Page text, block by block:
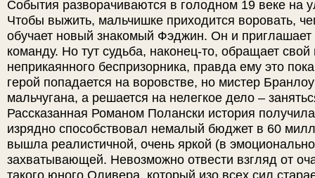
События разворачиваются в голодном 19 веке на
Чтобы выжить, мальчишке приходится воровать,
обучает новый знакомый Фэджин. Он и
команду. Но тут судьба, наконец-то, обращает свой
неприкаянного беспризорника, правда ему это
герой попадается на воровстве, но мистер
мальчугана, а решается на нелегкое дело –
Рассказанная Романом Полански история
изрядно способствовал немалый бюджет в 60
вышла реалистичной, очень яркой (в
захватывающей. Невозможно отвести взгляд от
такого юного Оливера, который изо всех сил